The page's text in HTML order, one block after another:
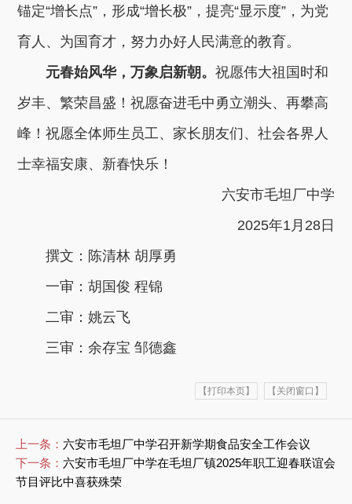
锚定“增长点”，形成“增长极”，提亮“显示度”，为党
育人、为国育才，努力办好人民满意的教育。
元春始风华，万象启新朝。祝愿伟大祖国时和
岁丰、繁荣昌盛！祝愿奋进毛中勇立潮头、再攀高
峰！祝愿全体师生员工、家长朋友们、社会各界人
士幸福安康、新春快乐！
六安市毛坦厂中学
2025年1月28日
撰文：陈清林 胡厚勇
一审：胡国俊 程锦
二审：姚云飞
三审：余存宝 邹德鑫
【打印本页】 【关闭窗口】
上一条： 六安市毛坦厂中学召开新学期食品安全工作会议
下一条： 六安市毛坦厂中学在毛坦厂镇2025年职工迎春联谊会
节目评比中喜获殊荣